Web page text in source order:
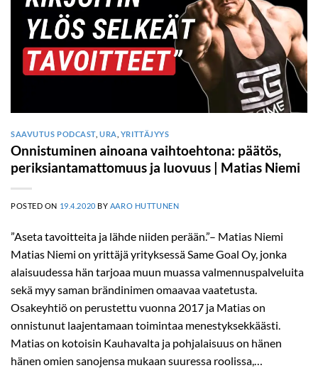
SAAVUTUS PODCAST,URA YRITTÄJYYS
Onnistuminen ainoana vaihtoehtona: päätös,
periksiantamattomuus ja luovuus | Matias Niemi
POSTED ON 19.4.2020 BY AARO HUTTUNEN
”Aseta tavoitteita ja lähde niiden perään.”– Matias Niemi
Matias Niemi on yrittäjä yrityksessä Same Goal Oy, jonka
alaisuudessa hän tarjoaa muun muassa valmennuspalveluita
sekä myy saman brändinimen omaavaa vaatetusta.
Osakeyhtiö on perustettu vuonna 2017 ja Matias on
onnistunut laajentamaan toimintaa menestyksekkäästi.
Matias on kotoisin Kauhavalta ja pohjalaisuus on hänen
hänen omien sanojensa mukaan suuressa roolissa,…